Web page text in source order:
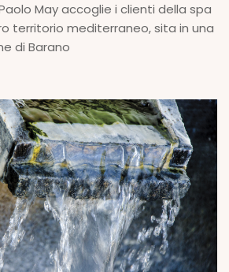
May accoglie i clienti della spa
territorio mediterraneo, sita in una
di Barano